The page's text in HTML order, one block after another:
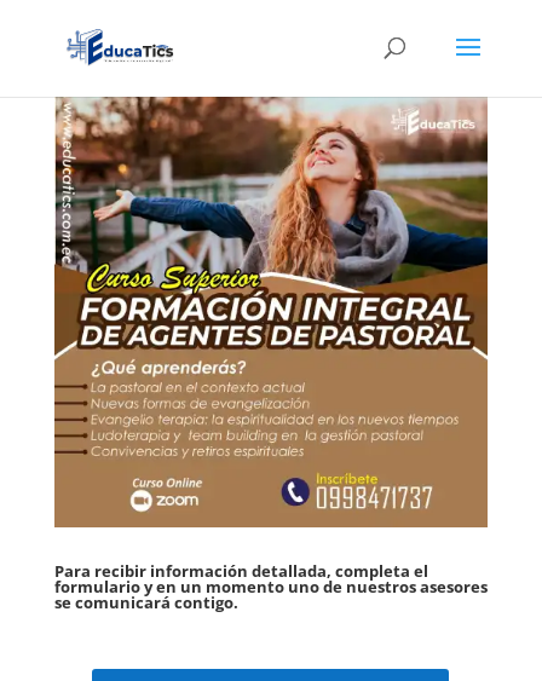
Para recibir información detallada, completa el
formulario y en un momento uno de nuestros asesores
se comunicará contigo.